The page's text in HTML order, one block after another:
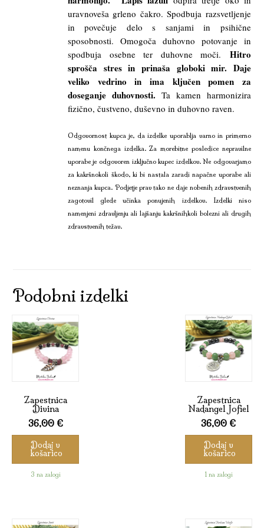
uravnoveša grleno čakro. Spodbuja razsvetljenje
in povečuje delo s sanjami in psihične
sposobnosti. Omogoča duhovno potovanje in
spodbuja osebne ter duhovne moči. Hitro
sprošča stres in prinaša globoki mir. Daje
veliko vedrino in ima ključen pomen za
doseganje duhovnosti. Ta kamen harmonizira
fizično, čustveno, duševno in duhovno raven.
Odgovornost kupca je, da izdelke uporablja varno in primerno
namenu končnega izdelka. Za morebitne posledice nepravilne
uporabe je odgovoren izključno kupec izdelkov. Ne odgovarjamo
za kakršnokoli škodo, ki bi nastala zaradi napačne uporabe ali
neznanja kupca. Podjetje prav tako ne daje nobenih zdravstvenih
zagotovil glede učinka ponujenih izdelkov. Izdelki niso
namenjeni zdravljenju ali lajšanju kakršnihkoli bolezni ali drugih
zdravstvenih težav.
Podobni izdelki
Zapestnica
Divina
36,00 €
Dodaj v
košarico
3 na zalogi
Zapestnica
Nadangel Jofiel
36,00 €
Dodaj v
košarico
1 na zalogi